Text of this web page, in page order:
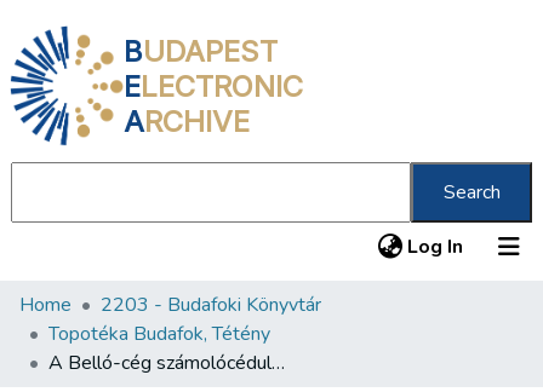
BUDAPEST
ELECTRONIC
ARCHIVE
Search
Log In (current)
Communities & Collections
All of DSpace
Home
2203 - Budafoki Könyvtár
Topotéka Budafok, Tétény
A Belló-cég számolócédulája